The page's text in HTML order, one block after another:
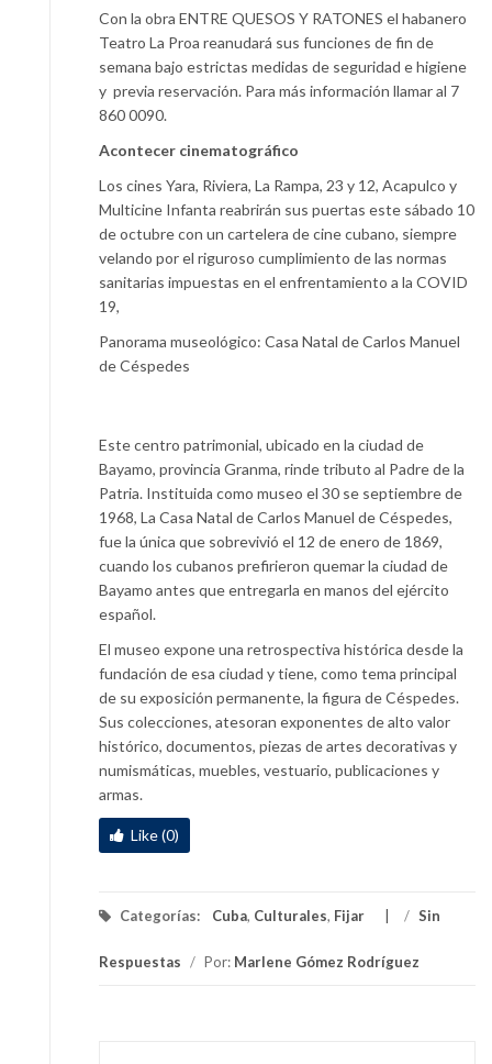
Con la obra ENTRE QUESOS Y RATONES el habanero
Teatro La Proa reanudará sus funciones de fin de
semana bajo estrictas medidas de seguridad e higiene
y previa reservación. Para más información llamar al 7
860 0090.
Acontecer cinematográfico
Los cines Yara, Riviera, La Rampa, 23 y 12, Acapulco y
Multicine Infanta reabrirán sus puertas este sábado 10
de octubre con un cartelera de cine cubano, siempre
velando por el riguroso cumplimiento de las normas
sanitarias impuestas en el enfrentamiento a la COVID
19,
Panorama museológico: Casa Natal de Carlos Manuel
de Céspedes
Este centro patrimonial, ubicado en la ciudad de
Bayamo, provincia Granma, rinde tributo al Padre de la
Patria. Instituida como museo el 30 se septiembre de
1968, La Casa Natal de Carlos Manuel de Céspedes,
fue la única que sobrevivió el 12 de enero de 1869,
cuando los cubanos prefirieron quemar la ciudad de
Bayamo antes que entregarla en manos del ejército
español.
El museo expone una retrospectiva histórica desde la
fundación de esa ciudad y tiene, como tema principal
de su exposición permanente, la figura de Céspedes.
Sus colecciones, atesoran exponentes de alto valor
histórico, documentos, piezas de artes decorativas y
numismáticas, muebles, vestuario, publicaciones y
armas.
Like (0)
Categorías: Cuba, Culturales, Fijar / Sin
Respuestas / Por: Marlene Gómez Rodríguez